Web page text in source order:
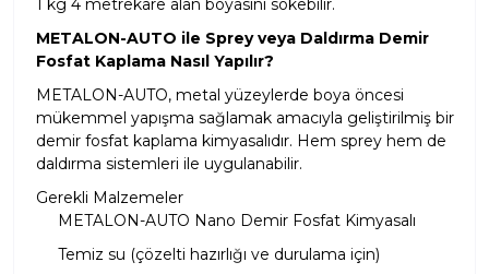
1 kg 4 metrekare alan boyasını sökebilir.
METALON-AUTO ile Sprey veya Daldırma Demir
Fosfat Kaplama Nasıl Yapılır?
METALON-AUTO, metal yüzeylerde boya öncesi
mükemmel yapışma sağlamak amacıyla geliştirilmiş bir
demir fosfat kaplama kimyasalıdır. Hem sprey hem de
daldırma sistemleri ile uygulanabilir.
Gerekli Malzemeler
METALON-AUTO Nano Demir Fosfat Kimyasalı
Temiz su (çözelti hazırlığı ve durulama için)